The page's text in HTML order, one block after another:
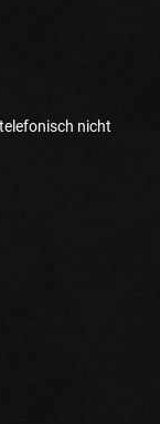
nicht